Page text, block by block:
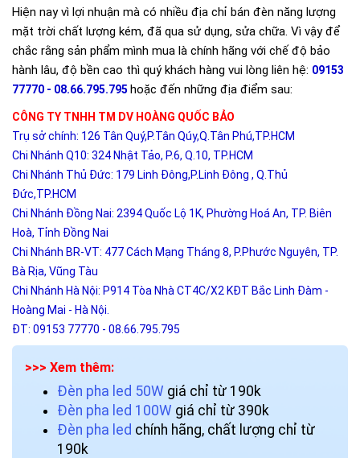
Hiện nay vì lợi nhuận mà có nhiều địa chỉ bán đèn năng lượng
mặt trời chất lượng kém, đã qua sử dụng, sửa chữa. Vì vậy để
chắc rằng sản phẩm mình mua là chính hãng với chế độ bảo
hành lâu, độ bền cao thì quý khách hàng vui lòng liên hệ: 09153
77770 - 08.66.795.795 hoặc đến những địa điểm sau:
CÔNG TY TNHH TM DV HOÀNG QUỐC BẢO
Trụ sở chính: 126 Tân Quý,P.Tân Qúy,Q.Tân Phú,TP.HCM
Chi Nhánh Q10: 324 Nhật Tảo, P.6, Q.10, TP.HCM
Chi Nhánh Thủ Đức: 179 Linh Đông,P.Linh Đông , Q.Thủ
Đức,TP.HCM
Chi Nhánh Đồng Nai: 2394 Quốc Lộ 1K, Phường Hoá An, TP. Biên
Hoà, Tỉnh Đồng Nai
Chi Nhánh BR-VT: 477 Cách Mạng Tháng 8, P.Phước Nguyên, TP.
Bà Rịa, Vũng Tàu
Chi Nhánh Hà Nội: P914 Tòa Nhà CT4C/X2 KĐT Bắc Linh Đàm -
Hoàng Mai - Hà Nội.
ĐT: 09153 77770 - 08.66.795.795
>>> Xem thêm:
Đèn pha led 50W giá chỉ từ 190k
Đèn pha led 100W giá chỉ từ 390k
Đèn pha led chính hãng, chất lượng chỉ từ
190k